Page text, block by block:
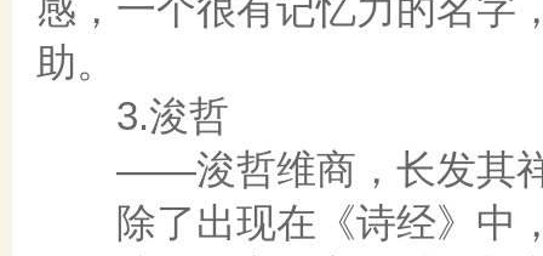
助。
3.浚哲
——浚哲维商，长发其
除了出现在《诗经》中，